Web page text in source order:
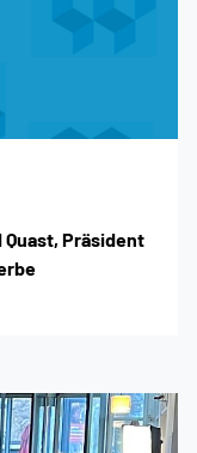
Präsident